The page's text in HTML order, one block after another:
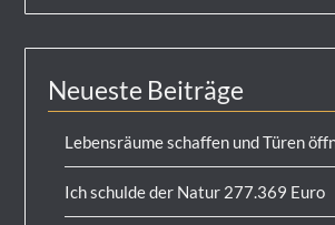
Neueste Beiträge
Lebensräume schaffen und Türen
Ich schulde der Natur 277.369 Euro